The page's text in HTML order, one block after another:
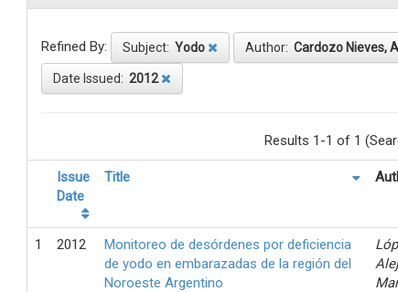
Refined By: Subject: Yodo Author: Cardozo Nieves,
Date Issued: 2012
Results 1-1 of 1
Issue
Date
Title
1 2012
Monitoreo de desórdenes por deficiencia
de yodo en embarazadas de la región del
Noroeste Argentino